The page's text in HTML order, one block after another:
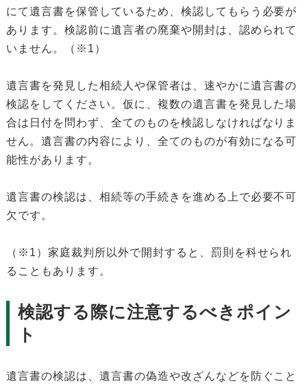
にて遺言書を保管しているため、検認してもらう必要が
あります。検認前に遺言者の廃棄や開封は、認められて
いません。（※1）
遺言書を発見した相続人や保管者は、速やかに遺言書の
検認をしてください。仮に、複数の遺言書を発見した場
合は日付を問わず、全てのものを検認しなければなりま
せん。遺言書の内容により、全てのものが有効になる可
能性があります。
遺言書の検認は、相続等の手続きを進める上で必要不可
欠です。
（※1）家庭裁判所以外で開封すると、罰則を科せられ
ることもあります。
検認する際に注意するべきポイン
ト
遺言書の検認は、遺言書の偽造や改ざんなどを防ぐこと